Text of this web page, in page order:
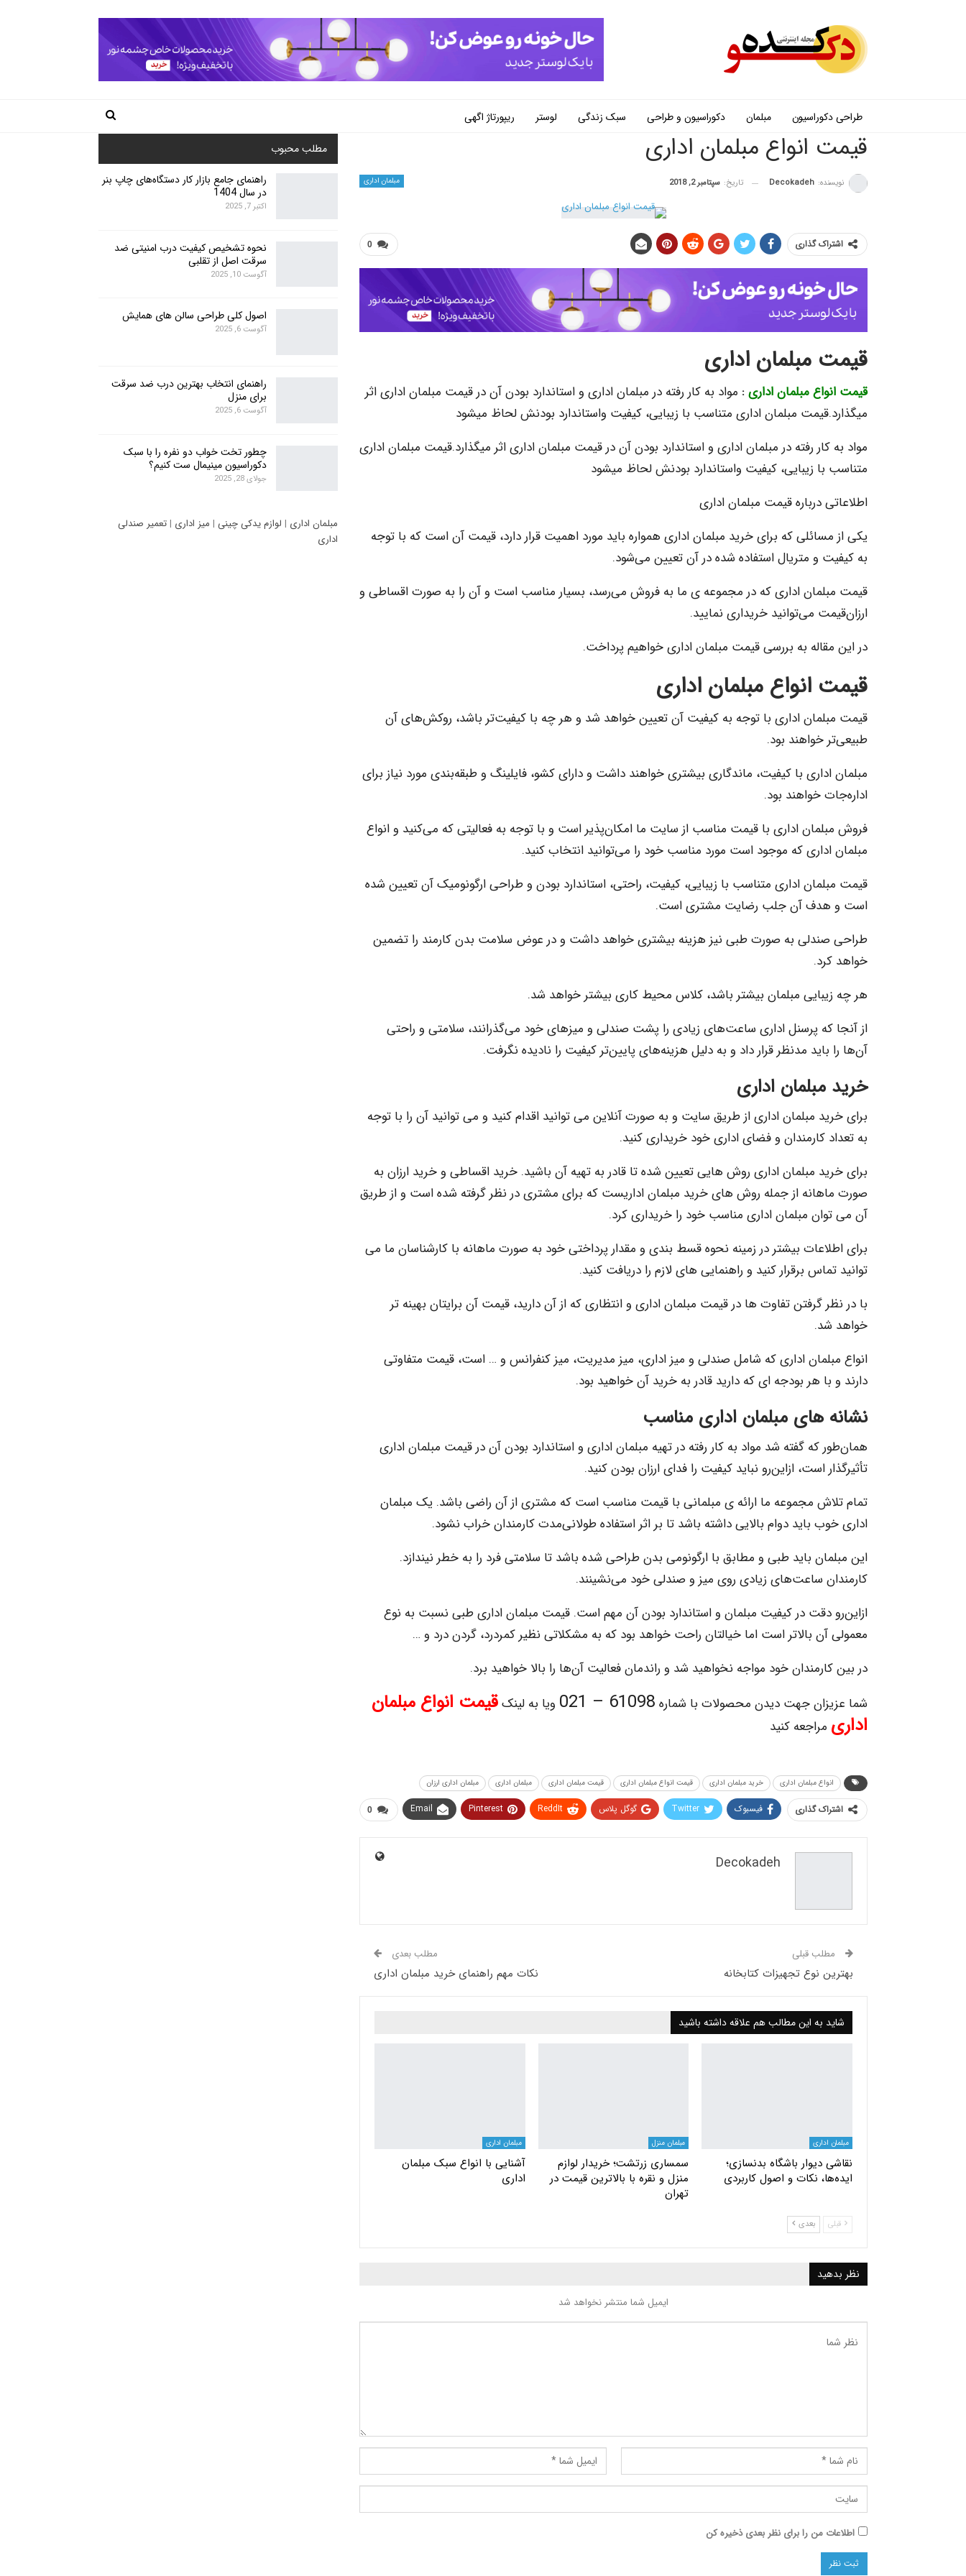
طراحی دکوراسیون مبلمان دکوراسیون و طراحی سبک زندگی لوستر ریپورتاژ اگهی
قیمت انواع مبلمان اداری
مبلمان اداری نویسنده: Decokadeh تاریخ: سپتامبر 2, 2018
0 اشتراک گذاری
قیمت مبلمان اداری
قیمت انواع مبلمان اداری: مواد به کار رفته در مبلمان اداری و استاندارد بودن آن در قیمت مبلمان اداری اثر
میگذارد.قیمت مبلمان اداری متناسب با زیبایی، کیفیت واستاندارد بودنش لحاظ میشود
مواد به کار رفته در مبلمان اداری و استاندارد بودن آن در قیمت مبلمان اداری اثر میگذارد.قیمت مبلمان اداری
متناسب با زیبایی، کیفیت واستاندارد بودنش لحاظ میشود
اطلاعاتی درباره قیمت مبلمان اداری
یکی از مسائلی که برای خرید مبلمان اداری همواره باید مورد اهمیت قرار دارد، قیمت آن است که با توجه
به کیفیت و متریال استفاده شده در آن تعیین می‌شود.
قیمت مبلمان اداری که در مجموعه ی ما به فروش می‌رسد، بسیار مناسب است و آن را به صورت‌ اقساطی و
ارزان‌قیمت می‌توانید خریداری نمایید.
در این مقاله به بررسی قیمت مبلمان اداری خواهیم پرداخت.
قیمت انواع مبلمان اداری
قیمت مبلمان اداری با توجه به کیفیت آن تعیین خواهد شد و هر چه با کیفیت‌تر باشد، روکش‌های آن
طبیعی‌تر خواهند بود.
مبلمان اداری با کیفیت، ماندگاری بیشتری خواهند داشت و دارای کشو، فایلینگ و طبقه‌بندی مورد نیاز برای
اداره‌جات خواهند بود.
فروش مبلمان اداری با قیمت مناسب از سایت ما امکان‌پذیر است و با توجه به فعالیتی که می‌کنید و انواع
مبلمان اداری که موجود است مورد مناسب خود را می‌توانید انتخاب کنید.
قیمت مبلمان اداری متناسب با زیبایی، کیفیت، راحتی، استاندارد بودن و طراحی ارگونومیک آن تعیین شده
است و هدف آن جلب رضایت مشتری است.
طراحی صندلی به صورت طبی نیز هزینه بیشتری خواهد داشت و در عوض سلامت بدن کارمند را تضمین
خواهد کرد.
هر چه زیبایی مبلمان بیشتر باشد، کلاس محیط کاری بیشتر خواهد شد.
از آنجا که پرسنل اداری ساعت‌های زیادی را پشت صندلی و میزهای خود می‌گذرانند، سلامتی و راحتی
آن‌ها را باید مدنظر قرار داد و به دلیل هزینه‌های پایین‌تر کیفیت را نادیده نگرفت.
خرید مبلمان اداری
برای خرید مبلمان اداری از طریق سایت و به صورت آنلاین می توانید اقدام کنید و می توانید آن را با توجه
به تعداد کارمندان و فضای اداری خود خریداری کنید.
برای خرید مبلمان اداری روش هایی تعیین شده تا قادر به تهیه آن باشید. خرید اقساطی و خرید ارزان به
صورت ماهانه از جمله روش های خرید مبلمان اداریست که برای مشتری در نظر گرفته شده است و از طریق
آن می توان مبلمان اداری مناسب خود را خریداری کرد.
برای اطلاعات بیشتر در زمینه نحوه قسط بندی و مقدار پرداختی خود به صورت ماهانه با کارشناسان ما می
توانید تماس برقرار کنید و راهنمایی های لازم را دریافت کنید.
با در نظر گرفتن تفاوت ها در قیمت مبلمان اداری و انتظاری که از آن دارید، قیمت آن برایتان بهینه تر
خواهد شد.
انواع مبلمان اداری که شامل صندلی و میز اداری، میز مدیریت، میز کنفرانس و … است، قیمت متفاوتی
دارند و با هر بودجه ای که دارید قادر به خرید آن خواهید بود.
نشانه های مبلمان اداری مناسب
همان‌طور که گفته شد مواد به کار رفته در تهیه مبلمان اداری و استاندارد بودن آن در قیمت مبلمان اداری
تأثیرگذار است، ازاین‌رو نباید کیفیت را فدای ارزان بودن کنید.
تمام تلاش مجموعه ما ارائه ی مبلمانی با قیمت مناسب است که مشتری از آن راضی باشد. یک مبلمان
اداری خوب باید دوام بالایی داشته باشد تا بر اثر استفاده طولانی‌مدت کارمندان خراب نشود.
این مبلمان باید طبی و مطابق با ارگونومی بدن طراحی شده باشد تا سلامتی فرد را به خطر نیندازد.
کارمندان ساعت‌های زیادی روی میز و صندلی خود می‌نشینند.
ازاین‌رو دقت در کیفیت مبلمان و استاندارد بودن آن مهم است. قیمت مبلمان اداری طبی نسبت به نوع
معمولی آن بالاتر است اما خیالتان راحت خواهد بود که به مشکلاتی نظیر کمردرد، گردن درد و …
در بین کارمندان خود مواجه نخواهید شد و راندمان فعالیت آن‌ها را بالا خواهید برد.
شما عزیزان جهت دیدن محصولات با شماره 61098 – 021 ویا به لینکقیمت انواع مبلمان
اداری مراجعه کنید
انواع مبلمان اداری خرید مبلمان اداری قیمت انواع مبلمان اداری قیمت مبلمان اداری مبلمان اداری مبلمان اداری ارزان
0 اشتراک گذاری فیسبوک Twitter گوگل پلاس ReddIt
Pinterest
Email
Decokadeh
مطلب قبلی
بهترین نوع تجهیزات کتابخانه
مطلب بعدی
نکات مهم راهنمای خرید مبلمان اداری
شاید به این مطالب هم علاقه داشته باشید
مبلمان اداری
نقاشی دیوار باشگاه بدنسازی؛
ایده‌ها، نکات و اصول کاربردی
مبلمان منزل
سمساری زرتشت؛ خریدار لوازم
منزل و نقره با بالاترین قیمت در
تهران
مبلمان اداری
آشنایی با انواع سبک مبلمان
اداری
قبلی بعدی
نظر بدهید
ایمیل شما منتشر نخواهد شد
اطلاعات من را برای نظر بعدی ذخیره کن
مطلب محبوب
راهنمای جامع بازار کار دستگاه‌های چاپ بنر
در سال 1404
اکتبر 7, 2025
نحوه تشخیص کیفیت درب امنیتی ضد
سرقت اصل از تقلبی
آگوست 10, 2025
اصول کلی طراحی سالن های همایش
آگوست 6, 2025
راهنمای انتخاب بهترین درب ضد سرقت
برای منزل
آگوست 6, 2025
چطور تخت خواب دو نفره را با سبک
دکوراسیون مینیمال ست کنیم؟
جولای 28, 2025
مبلمان اداری | لوازم یدکی چینی | میز اداری | تعمیر صندلی
اداری